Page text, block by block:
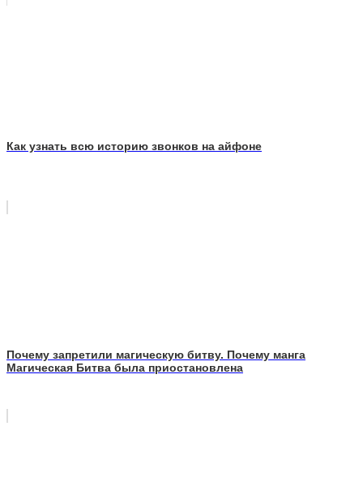
Как узнать всю историю звонков на айфоне
Почему запретили магическую битву. Почему манга
Магическая Битва была приостановлена